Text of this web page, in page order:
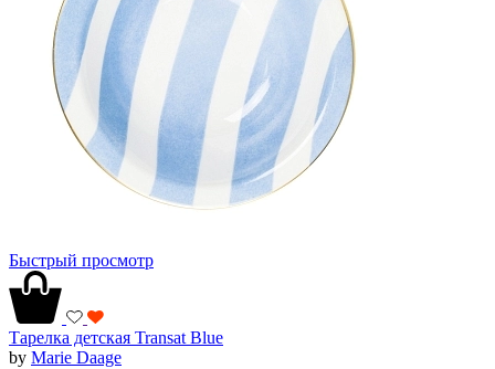
Быстрый просмотр
Тарелка детская Transat Blue
by Marie Daage